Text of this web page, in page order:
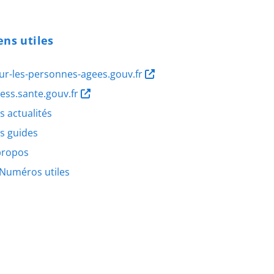
utiles
les-personnes-agees.gouv.fr
actualités
guides
Numéros utiles